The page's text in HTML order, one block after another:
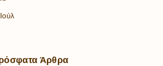
Άρθρα